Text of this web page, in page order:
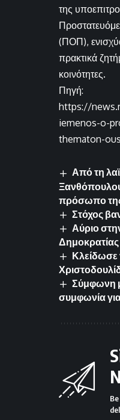
της
(ΠΟΠ),
πρακτικά
κοινότητες.
Πηγή:
https://
iemenos-o-
thematon-
Από τη
πρόσωπο
Στόχος
Αύριο
Δημοκρατίας
Κλείδωσε
Σύμφωνη
συμφωνία